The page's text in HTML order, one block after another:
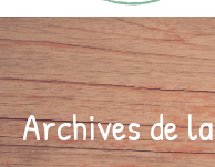
Archives de